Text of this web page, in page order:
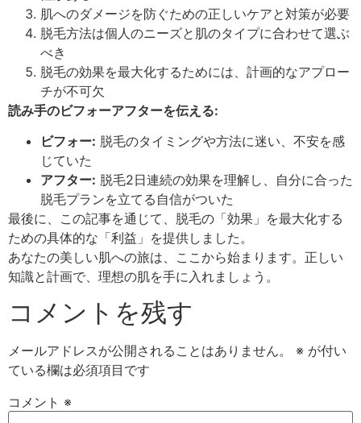
肌へのダメージを防ぐための正しいケアと対策が必要
脱毛方法は個人のニーズと肌のタイプに合わせて選ぶ
べき
脱毛の効果を最大化するためには、計画的なアプロー
チが不可欠
読み手のビフォーアフターを伝える:
ビフォー: 脱毛のタイミングや方法に迷い、不安を感
じていた
アフター: 脱毛2日連続の効果を理解し、自分に合った
脱毛プランを立てる自信がついた
最後に、この記事を通じて、脱毛の「効果」を最大化する
ための具体的な「利益」を提供しました。
あなたの美しい肌への旅は、ここから始まります。正しい
知識と計画で、理想の肌を手に入れましょう。
コメントを残す
メールアドレスが公開されることはありません。 ※ が付い
ている欄は必須項目です
コメント ※